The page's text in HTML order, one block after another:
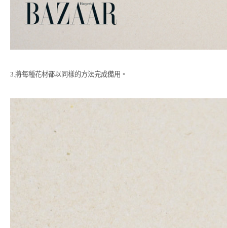
3.將每種花材都以同樣的方法完成備用。